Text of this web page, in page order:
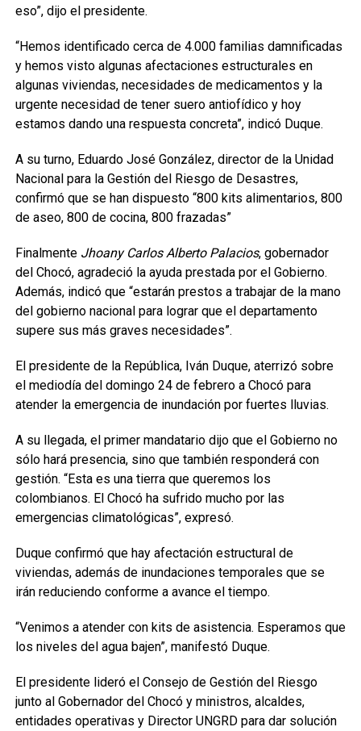
eso”, dijo el presidente.
“Hemos identificado cerca de 4.000 familias damnificadas
y hemos visto algunas afectaciones estructurales en
algunas viviendas, necesidades de medicamentos y la
urgente necesidad de tener suero antiofídico y hoy
estamos dando una respuesta concreta”, indicó Duque.
A su turno, Eduardo José González, director de la Unidad
Nacional para la Gestión del Riesgo de Desastres,
confirmó que se han dispuesto “800 kits alimentarios, 800
de aseo, 800 de cocina, 800 frazadas”
FinalmenteJhoany Carlos Alberto Palacios, gobernador
del Chocó, agradeció la ayuda prestada por el Gobierno.
Además, indicó que “estarán prestos a trabajar de la mano
del gobierno nacional para lograr que el departamento
supere sus más graves necesidades”.
El presidente de la República, Iván Duque, aterrizó sobre
el mediodía del domingo 24 de febrero a Chocó para
atender la emergencia de inundación por fuertes lluvias.
A su llegada, el primer mandatario dijo que el Gobierno no
sólo hará presencia, sino que también responderá con
gestión. “Esta es una tierra que queremos los
colombianos. El Chocó ha sufrido mucho por las
emergencias climatológicas”, expresó.
Duque confirmó que hay afectación estructural de
viviendas, además de inundaciones temporales que se
irán reduciendo conforme a avance el tiempo.
“Venimos a atender con kits de asistencia. Esperamos que
los niveles del agua bajen”, manifestó Duque.
El presidente lideró el Consejo de Gestión del Riesgo
junto al Gobernador del Chocó y ministros, alcaldes,
entidades operativas y Director UNGRD para dar solución